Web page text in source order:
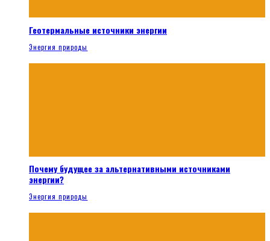
Геотермальные источники энергии
Энергия природы
Почему будущее за альтернативными источниками
энергии?
Энергия природы